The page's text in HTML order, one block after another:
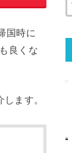
国時に
良くな
ます。